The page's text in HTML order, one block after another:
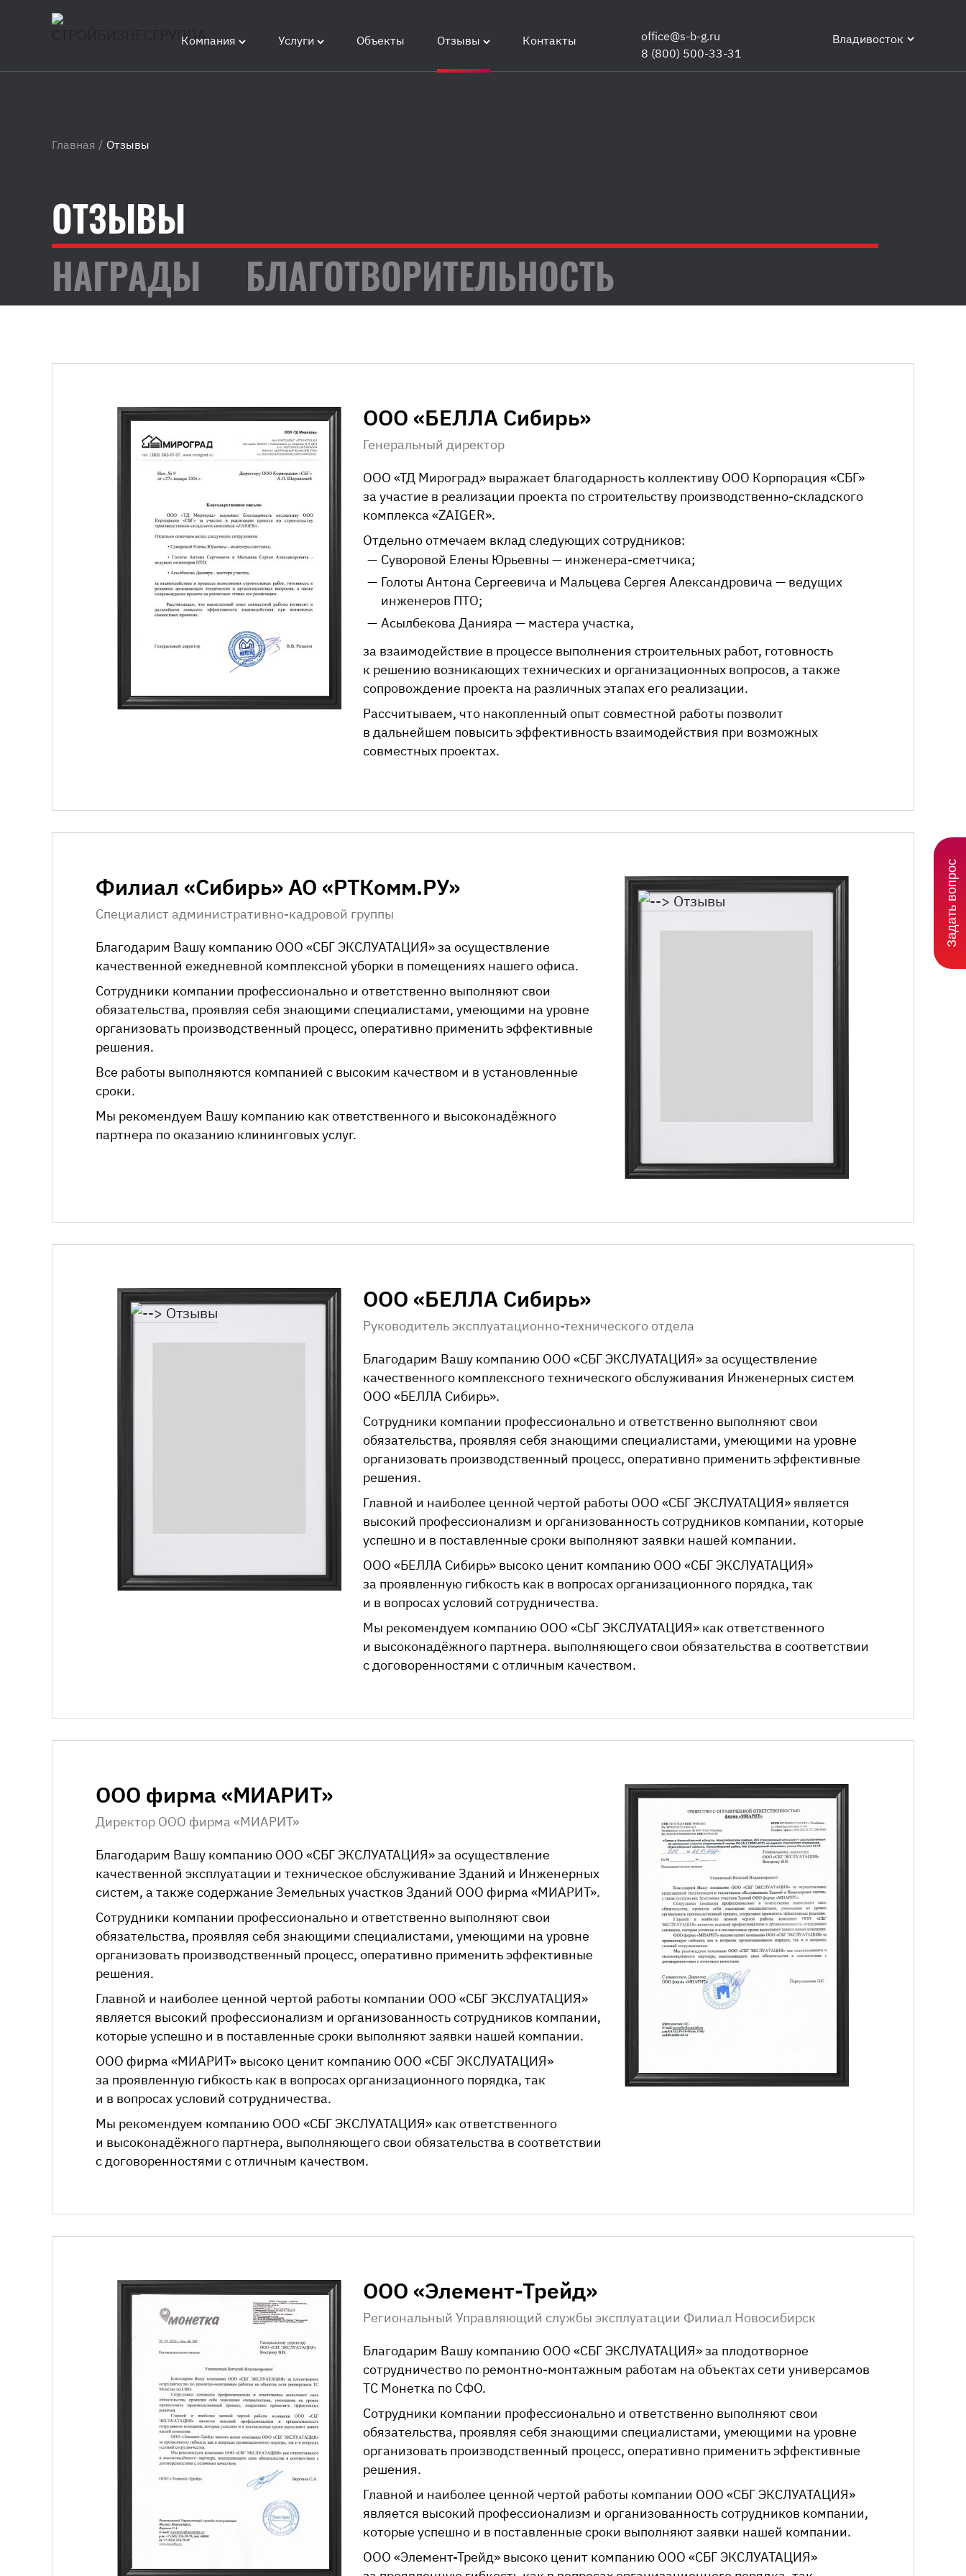
Компания Услуги Объекты Отзывы Контакты
office@s-b-g.ru
8 (800) 500-33-31
Владивосток
Главная / Отзывы
ОТЗЫВЫ
НАГРАДЫ
БЛАГОТВОРИТЕЛЬНОСТЬ
ООО «БЕЛЛА Сибирь»
Генеральный директор
ООО «ТД Мироград» выражает благодарность коллективу ООО Корпорация «СБГ»
за участие в реализации проекта по строительству производственно-складского
комплекса «ZAIGER».
Отдельно отмечаем вклад следующих сотрудников:
Суворовой Елены Юрьевны — инженера-сметчика;
Голоты Антона Сергеевича и Мальцева Сергея Александровича — ведущих
инженеров ПTO;
Асылбекова Данияра — мастера участка,
за взаимодействие в процессе выполнения строительных работ, готовность
к решению возникающих технических и организационных вопросов, а также
сопровождение проекта на различных этапах его реализации.
Рассчитываем, что накопленный опыт совместной работы позволит
в дальнейшем повысить эффективность взаимодействия при возможных
совместных проектах.
Филиал «Сибирь» АО «РТКомм.РУ»
Специалист административно-кадровой группы
Благодарим Вашу компанию ООО «СБГ ЭКСЛУАТАЦИЯ»за осуществление
качественной ежедневной комплексной уборки в помещениях нашего офиса.
Сотрудники компании профессионально и ответственно выполняют свои
обязательства, проявляя себя знающими специалистами, умеющими на уровне
организовать производственный процесс, оперативно применить эффективные
решения.
Все работы выполняются компанией с высоким качеством и в установленные
сроки.
Мы рекомендуем Вашу компанию как ответственного и высоконадёжного
партнера по оказанию клининговых услуг.
ООО «БЕЛЛА Сибирь»
Руководитель эксплуатационно-технического отдела
Благодарим Вашу компанию ООО «СБГ ЭКСЛУАТАЦИЯ»за осуществление
качественного комплексного технического обслуживания Инженерных систем
ООО «БЕЛЛА Сибирь».
Сотрудники компании профессионально и ответственно выполняют свои
обязательства, проявляя себя знающими специалистами, умеющими на уровне
организовать производственный процесс, оперативно применить эффективные
решения.
Главной и наиболее ценной чертой работы ООО «СБГ ЭКСЛУАТАЦИЯ»является
высокий профессионализм и организованность сотрудников компании, которые
успешно и в поставленные сроки выполняют заявки нашей компании.
ООО «БЕЛЛА Сибирь» высоко ценит компанию ООО «СБГ ЭКСЛУАТАЦИЯ»
за проявленную гибкость как в вопросах организационного порядка, так
и в вопросах условий сотрудничества.
Мы рекомендуем компанию ООО «СЬГ ЭКСЛУАТАЦИЯ» как ответственного
и высоконадёжного партнера. выполняющего свои обязательства в соответствии
с договоренностями с отличным качеством.
ООО фирма «МИАРИТ»
Директор ООО фирма «МИАРИТ»
Благодарим Вашу компанию ООО «СБГ ЭКСЛУАТАЦИЯ»за осуществление
качественной эксплуатации и техническое обслуживание Зданий и Инженерных
систем, а также содержание Земельных участков Зданий ООО фирма «МИАРИТ».
Сотрудники компании профессионально и ответственно выполняют свои
обязательства, проявляя себя знающими специалистами, умеющими на уровне
организовать производственный процесс, оперативно применить эффективные
решения.
Главной и наиболее ценной чертой работы компании ООО «СБГ ЭКСЛУАТАЦИЯ»
является высокий профессионализм и организованность сотрудников компании,
которые успешно и в поставленные сроки выполняют заявки нашей компании.
ООО фирма «МИАРИТ» высоко ценит компанию ООО «СБГ ЭКСЛУАТАЦИЯ»
за проявленную гибкость как в вопросах организационного порядка, так
и в вопросах условий сотрудничества.
Мы рекомендуем компанию ООО «СБГ ЭКСЛУАТАЦИЯ» как ответственного
и высоконадёжного партнера, выполняющего свои обязательства в соответствии
с договоренностями с отличным качеством.
ООО «Элемент-Трейд»
Региональный Управляющий службы эксплуатации Филиал Новосибирск
Благодарим Вашу компанию ООО «СБГ ЭКСЛУАТАЦИЯ»за плодотворное
сотрудничество по ремонтно-монтажным работам на объектах сети универсамов
ТС Монетка по СФО.
Сотрудники компании профессионально и ответственно выполняют свои
обязательства, проявляя себя знающими специалистами, умеющими на уровне
организовать производственный процесс, оперативно применить эффективные
решения.
Главной и наиболее ценной чертой работы компании ООО «СБГ ЭКСЛУАТАЦИЯ»
является высокий профессионализм и организованность сотрудников компании,
которые успешно и в поставленные сроки выполняют заявки нашей компании.
ООО «Элемент-Трейд» высоко ценит компанию ООО «СБГ ЭКСЛУАТАЦИЯ»
Задать вопрос